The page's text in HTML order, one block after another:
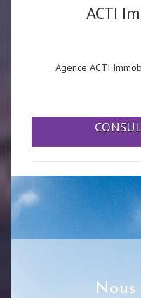
ACTI
Agence ACTI